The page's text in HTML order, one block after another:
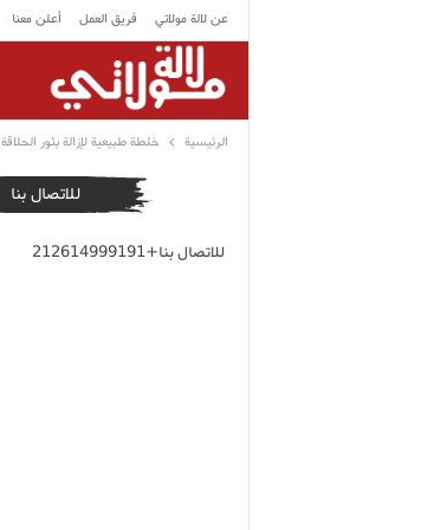
عن لالة مولاتي فريق العمل أعلن معنا
الرئيسية خلطة طبيعية لإزالة بثور الحلاقة
للاتصال بنا
للاتصال بنا+212614999191